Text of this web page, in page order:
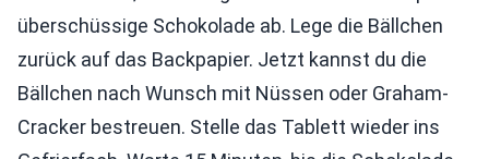
überschüssige Schokolade ab. Lege die Bällchen
zurück auf das Backpapier. Jetzt kannst du die
Bällchen nach Wunsch mit Nüssen oder Graham-
Cracker bestreuen. Stelle das Tablett wieder ins